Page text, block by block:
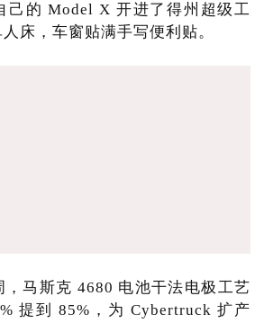
己的 Model X 开进了得州超级工
床，车窗贴满手写便利贴。
，马斯克 4680 电池干法电极工艺
提到 85%，为 Cybertruck 扩产